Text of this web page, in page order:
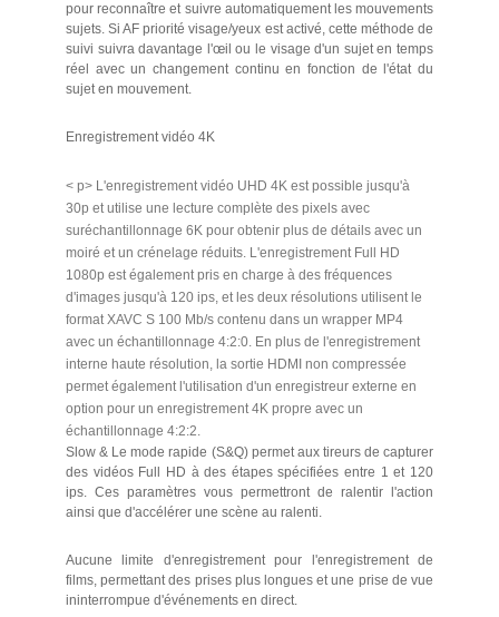
pour reconnaître et suivre automatiquement les mouvements
sujets. Si AF priorité visage/yeux est activé, cette méthode de
suivi suivra davantage l'œil ou le visage d'un sujet en temps
réel avec un changement continu en fonction de l'état du
sujet en mouvement.
Enregistrement vidéo 4K
< p> L'enregistrement vidéo UHD 4K est possible jusqu'à
30p et utilise une lecture complète des pixels avec
suréchantillonnage 6K pour obtenir plus de détails avec un
moiré et un crénelage réduits. L'enregistrement Full HD
1080p est également pris en charge à des fréquences
d'images jusqu'à 120 ips, et les deux résolutions utilisent le
format XAVC S 100 Mb/s contenu dans un wrapper MP4
avec un échantillonnage 4:2:0. En plus de l'enregistrement
interne haute résolution, la sortie HDMI non compressée
permet également l'utilisation d'un enregistreur externe en
option pour un enregistrement 4K propre avec un
échantillonnage 4:2:2.
Slow & Le mode rapide (S&Q) permet aux tireurs de capturer
des vidéos Full HD à des étapes spécifiées entre 1 et 120
ips. Ces paramètres vous permettront de ralentir l'action
ainsi que d'accélérer une scène au ralenti.
Aucune limite d'enregistrement pour l'enregistrement de
films, permettant des prises plus longues et une prise de vue
ininterrompue d'événements en direct.